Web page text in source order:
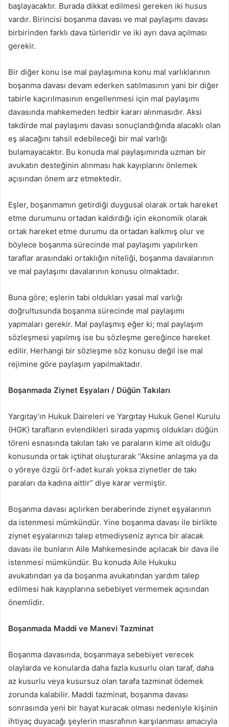
başlayacaktır. Burada dikkat edilmesi gereken iki husus
vardır. Birincisi boşanma davası ve mal paylaşımı davası
birbirinden farklı dava türleridir ve iki ayrı dava açılması
gerekir.
Bir diğer konu ise mal paylaşımına konu mal varlıklarının
boşanma davası devam ederken satılmasının yani bir diğer
tabirle kaçırılmasının engellenmesi için mal paylaşımı
davasında mahkemeden tedbir kararı alınmasıdır. Aksi
takdirde mal paylaşımı davası sonuçlandığında alacaklı olan
eş alacağını tahsil edebileceği bir mal varlığı
bulamayacaktır. Bu konuda mal paylaşımında uzman bir
avukatın desteğinin alınması hak kayıplarını önlemek
açısından önem arz etmektedir.
Eşler, boşanmamın getirdiği duygusal olarak ortak hareket
etme durumunu ortadan kaldırdığı için ekonomik olarak
ortak hareket etme durumu da ortadan kalkmış olur ve
böylece boşanma sürecinde mal paylaşımı yapılırken
taraflar arasındaki ortaklığın niteliği, boşanma davalarının
ve mal paylaşımı davalarının konusu olmaktadır.
Buna göre; eşlerin tabi oldukları yasal mal varlığı
doğrultusunda boşanma sürecinde mal paylaşımı
yapmaları gerekir. Mal paylaşmış eğer ki; mal paylaşım
sözleşmesi yapılmış ise bu sözleşme gereğince hareket
edilir. Herhangi bir sözleşme söz konusu değil ise mal
rejimine göre paylaşım yapılmaktadır.
Boşanmada Ziynet Eşyaları / Düğün Takıları
Yargıtay’ın Hukuk Daireleri ve Yargıtay Hukuk Genel Kurulu
(HGK) tarafların evlendikleri sırada yapmış oldukları düğün
töreni esnasında takılan takı ve paraların kime ait olduğu
konusunda ortak içtihat oluşturarak “Aksine anlaşma ya da
o yöreye özgü örf-adet kuralı yoksa ziynetler de takı
paraları da kadına aittir” diye karar vermiştir.
Boşanma davası açılırken beraberinde ziynet eşyalarının
da istenmesi mümkündür. Yine boşanma davası ile birlikte
ziynet eşyalarınızı talep etmediyseniz ayrıca bir alacak
davası ile bunların Aile Mahkemesinde açılacak bir dava ile
istenmesi mümkündür. Bu konuda Aile Hukuku
avukatından ya da boşanma avukatından yardım talep
edilmesi hak kayıplarına sebebiyet vermemek açısından
önemlidir.
Boşanmada Maddi ve Manevi Tazminat
Boşanma davasında, boşanmaya sebebiyet verecek
olaylarda ve konularda daha fazla kusurlu olan taraf, daha
az kusurlu veya kusursuz olan tarafa tazminat ödemek
zorunda kalabilir. Maddi tazminat, boşanma davası
sonrasında yeni bir hayat kuracak olması nedeniyle kişinin
ihtiyaç duyacağı şeylerin masrafının karşılanması amacıyla